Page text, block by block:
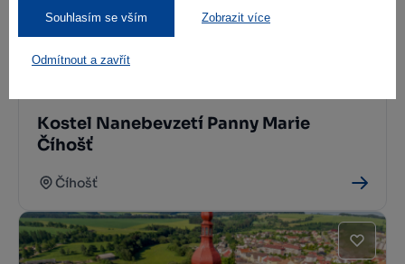
Souhlasím se vším Zobrazit více
Odmítnout a zavřít
Kostel Nanebevzetí Panny Marie
Číhošť
Číhošť